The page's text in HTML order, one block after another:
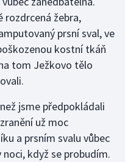
rozdrcená žebra,
prsní sval, ve
kostní tkáň
tom Ježkovo tělo
jsme předpokládali
už moc
a prsním svalu vůbec
když se probudím.